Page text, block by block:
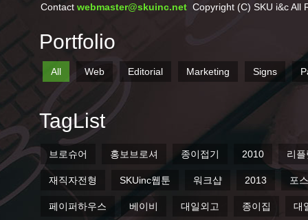
Contact webmaster@skuinc.net Copyright (C) SKU i&c All
Portfolio
All Web Editorial Marketing Signs
TagList
브로슈어 홍보브로셔 종이접기 2010 리플
재직자전형 SKUinc웹툰 워크샵 2013 포
페이퍼하우스 베이비 대일외고 종이집 대